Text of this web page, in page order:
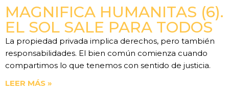
MAGNIFICA HUMANITAS (6).
EL SOL SALE PARA TODOS
La propiedad privada implica derechos, pero también
responsabilidades. El bien común comienza cuando
compartimos lo que tenemos con sentido de justicia.
LEER MÁS »